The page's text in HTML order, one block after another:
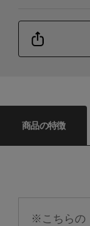
商品の特徴
※こちらの